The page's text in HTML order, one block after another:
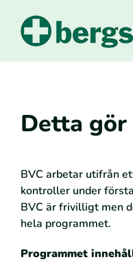
innehållet
Detta gör
BVC arbetar utifrån
kontroller under
BVC är frivilligt men
hela programmet.
Programmet